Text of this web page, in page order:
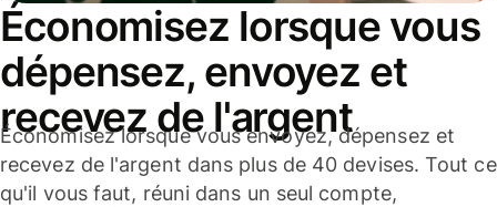
Économisez lorsque vous
dépensez, envoyez et
recevez de l'argent
Économisez lorsque vous envoyez, dépensez et
recevez de l'argent dans plus de 40 devises. Tout ce
qu'il vous faut, réuni dans un seul compte,